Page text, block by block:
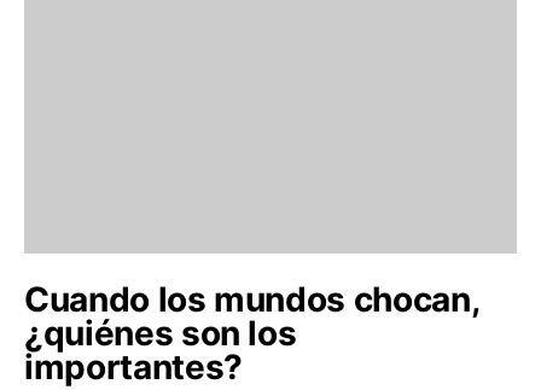
Cuando los mundos chocan,
¿quiénes son los
importantes?